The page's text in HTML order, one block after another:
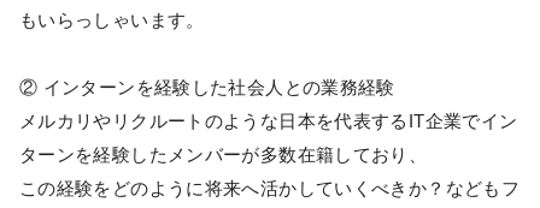
もいらっしゃいます。
② インターンを経験した社会人との業務経験
メルカリやリクルートのような日本を代表するIT企業でイン
ターンを経験したメンバーが多数在籍しており、
この経験をどのように将来へ活かしていくべきか？などもフ